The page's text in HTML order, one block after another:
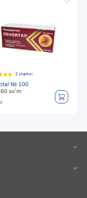
2 sharhni
№ 100
so'm